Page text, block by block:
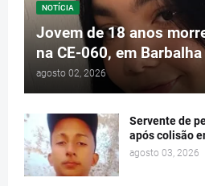
NOTÍCIA
Jovem de 18 anos
na CE-060, em Barbalha
agosto 02, 2026
Servente de
após colisão
agosto 03, 2026